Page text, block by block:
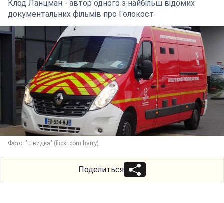
Клод Ланцман - автор одного з найбільш відомих
документальних фільмів про Голокост
Фото: "Швидка" (flickr.com harry)
Поделиться